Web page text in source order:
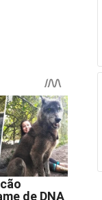
da
não
brasileiros.
que